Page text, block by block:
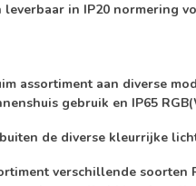
in IP20 normering
assortiment aan diverse
gebruik en IP65
de diverse kleurrijke
verschillende soorten